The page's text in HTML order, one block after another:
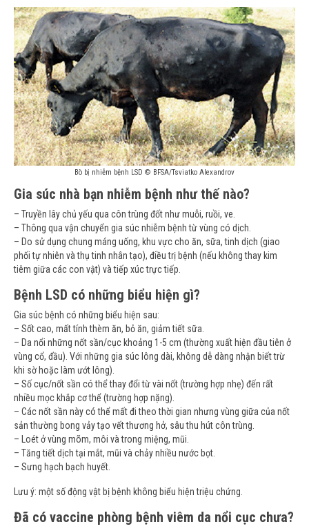
Bò bị nhiễm bệnh LSD © BFSA/Tsviatko Alexandrov
Gia súc nhà bạn nhiễm bệnh như thế nào?
– Truyền lây chủ yếu qua côn trùng đốt như muỗi, ruồi, ve.
– Thông qua vận chuyển gia súc nhiễm bệnh từ vùng có dịch.
– Do sử dụng chung máng uống, khu vực cho ăn, sữa, tinh dịch (giao
phối tự nhiên và thụ tinh nhân tạo), điều trị bệnh (nếu không thay kim
tiêm giữa các con vật) và tiếp xúc trực tiếp.
Bệnh LSD có những biểu hiện gì?
Gia súc bệnh có những biểu hiện sau:
– Sốt cao, mất tính thèm ăn, bỏ ăn, giảm tiết sữa.
– Da nổi những nốt sần/cục khoảng 1-5 cm (thường xuất hiện đầu tiên ở
vùng cổ, đầu). Với những gia súc lông dài, không dễ dàng nhận biết trừ
khi sờ hoặc làm ướt lông).
– Số cục/nốt sần có thể thay đổi từ vài nốt (trường hợp nhẹ) đến rất
nhiều mọc khắp cơ thể (trường hợp nặng).
– Các nốt sần này có thể mất đi theo thời gian nhưng vùng giữa của nốt
sản thường bong vảy tạo vết thương hở, sâu thu hút côn trùng.
– Loét ở vùng mõm, môi và trong miệng, mũi.
– Tăng tiết dịch tại mắt, mũi và chảy nhiều nước bọt.
– Sưng hạch bạch huyết.
Lưu ý: một số động vật bị bệnh không biểu hiện triệu chứng.
Đã có vaccine phòng bệnh viêm da nổi cục chưa?